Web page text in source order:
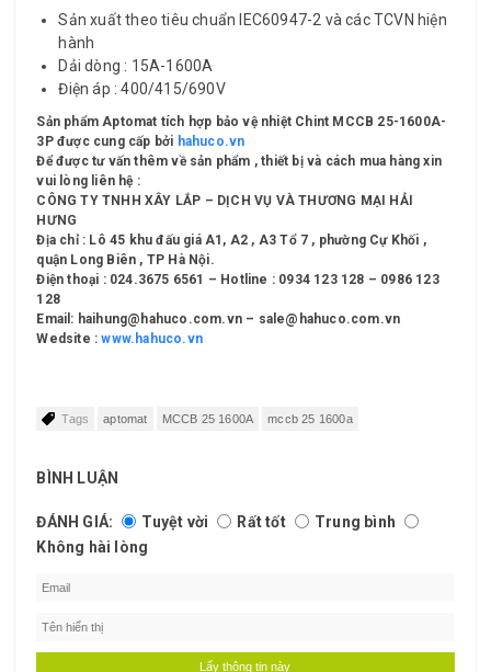
Sản xuất theo tiêu chuẩn IEC60947-2 và các TCVN hiện
hành
Dải dòng : 15A-1600A
Điện áp : 400/415/690V
Sản phẩm Aptomat tích hợp bảo vệ nhiệt Chint MCCB 25-1600A-
3P được cung cấp bởi hahuco.vn
Để được tư vấn thêm về sản phẩm , thiết bị và cách mua hàng xin
vui lòng liên hệ :
CÔNG TY TNHH XÂY LẮP – DỊCH VỤ VÀ THƯƠNG MẠI HẢI
HƯNG
Địa chỉ : Lô 45 khu đấu giá A1, A2 , A3 Tổ 7 , phường Cự Khối ,
quận Long Biên , TP Hà Nội.
Điện thoại : 024.3675 6561 – Hotline : 0934 123 128 – 0986 123
128
Email: haihung@hahuco.com.vn – sale@hahuco.com.vn
Wedsite :www.hahuco.vn
Tags aptomat MCCB 25 1600A mccb 25 1600a
BÌNH LUẬN
ĐÁNH GIÁ: Tuyệt vời Rất tốt
Trung bình
Không hài lòng